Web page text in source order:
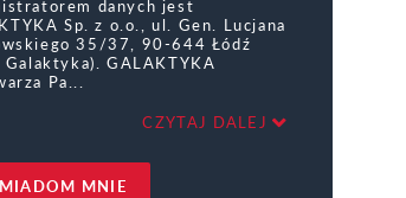
danych jest
Sp. z o.o., ul. Gen. Lucjana
35/37, 90-644 Łódź
Galaktyka). GALAKTYKA
Pa
CZYTAJ DALEJ
MNIE